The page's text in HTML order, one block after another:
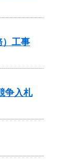
）工事
争入札